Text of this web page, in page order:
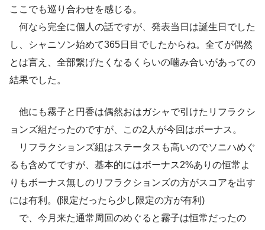
ここでも巡り合わせを感じる。
何なら完全に個人の話ですが、発表当日は誕生日でした
し、シャニソン始めて365日目でしたからね。全てが偶然
とは言え、全部繋げたくなるくらいの噛み合いがあっての
結果でした。
他にも霧子と円香は偶然おはガシャで引けたリフラクシ
ョンズ組だったのですが、この2人が今回はボーナス。
リフラクションズ組はステータスも高いのでソニハめぐ
るも含めてですが、基本的にはボーナス2%ありの恒常よ
りもボーナス無しのリフラクションズの方がスコアを出す
には有利。(限定だったら少し限定の方が有利)
で、今月来た通常周回のめぐると霧子は恒常だったの